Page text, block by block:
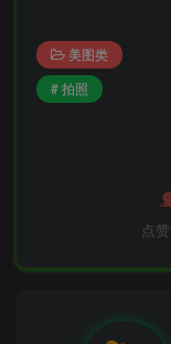
美图类
# 拍照
点赞